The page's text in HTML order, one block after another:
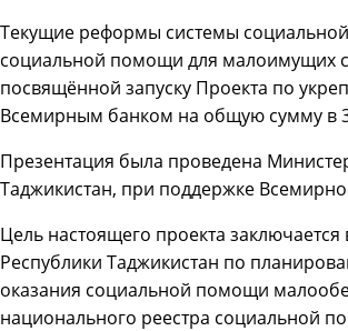
Текущие реформы системы
социальной помощи для малоимущих
посвящённой запуску Проекта по
Всемирным банком на общую сумму в
Презентация была проведена
Таджикистан, при поддержке
Цель настоящего проекта
Республики Таджикистан по
оказания социальной помощи
национального реестра социальной